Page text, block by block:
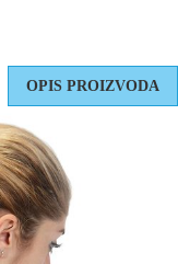
OPIS PROIZVODA